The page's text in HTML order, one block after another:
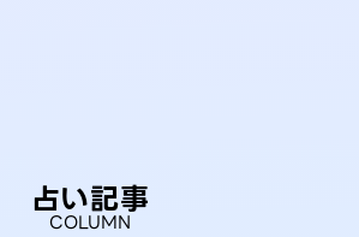
占い記事
COLUMN